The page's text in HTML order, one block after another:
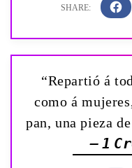
“Repartió á
como á
pan, una pieza
— 1